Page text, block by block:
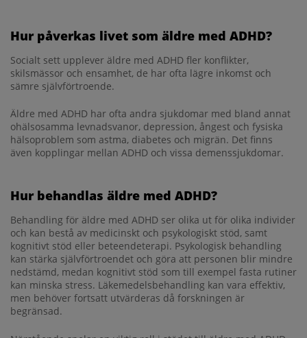
Hur påverkas livet som äldre med ADHD?
Socialt sett upplever äldre med ADHD fler konflikter,
skilsmässor och ensamhet, de har ofta lägre inkomst och
sämre självförtroende.
Äldre med ADHD har ofta andra sjukdomar med bland annat
ohälsosamma levnadsvanor, depression, ångest och fysiska
hälsoproblem som astma, diabetes och migrän. Det finns
även kopplingar mellan ADHD och vissa demenssjukdomar.
Hur behandlas äldre med ADHD?
Behandling för äldre med ADHD ser olika ut för olika individer
och kan bestå av medicinskt och psykologiskt stöd, samt
kognitivt stöd eller beteendeterapi. Psykologisk behandling
kan stärka självförtroendet och göra att personen blir mindre
nedstämd, medan kognitivt stöd som till exempel fasta rutiner
kan minska stress. Läkemedelsbehandling kan vara effektiv,
men behöver fortsatt utvärderas då forskningen är
begränsad.